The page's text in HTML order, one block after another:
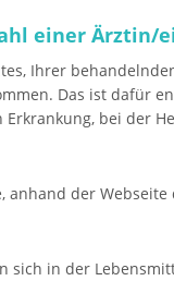
einer Ärztin/
Ihrer
Das ist dafür
bei der
der
in der